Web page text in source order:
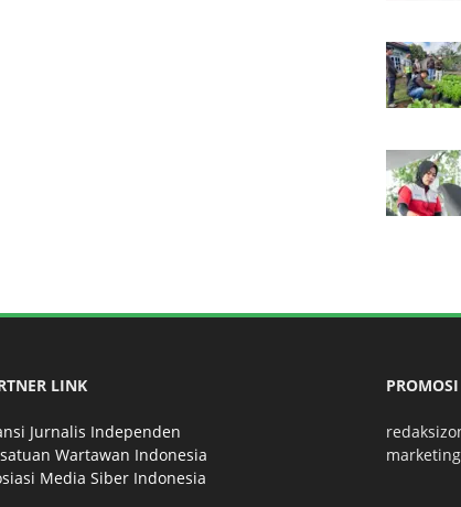
LINK
Jurnalis Independen
Wartawan Indonesia
Media Siber Indonesia